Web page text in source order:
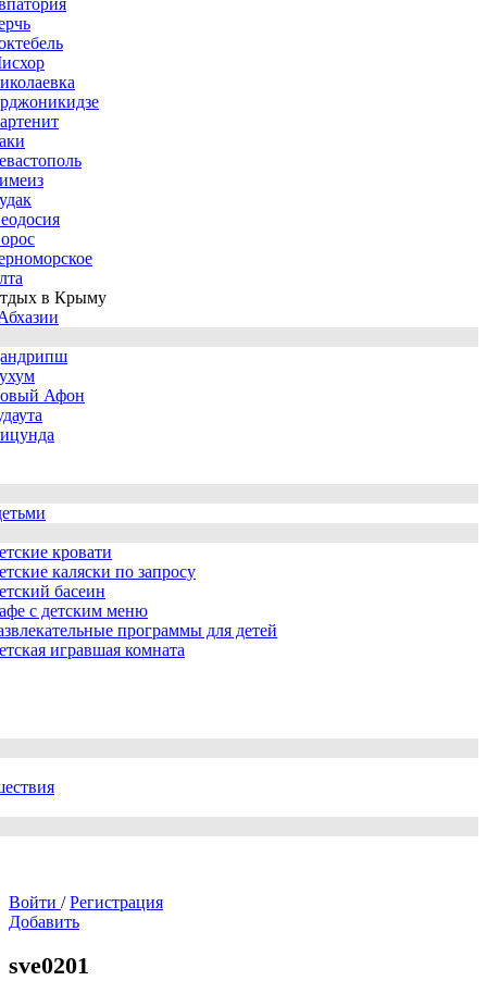
в Крыму
Афон
кровати
каляски по запросу
басеин
с детским меню
программы для детей
игравшая комната
Войти / Регистрация
Добавить
sve0201